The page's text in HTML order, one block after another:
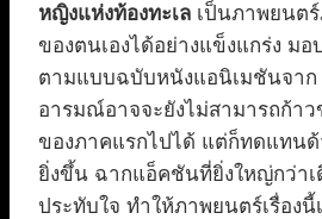
หญิงแห่งท้องทะเล เป็นภาพยนต
ของตนเองได้อย่างแข็งแกร่ง ม
ตามแบบฉบับหนังแอนิเมชันจาก
อารมณ์อาจจะยังไม่สามารถก้า
ของภาคแรกไปได้ แต่ก็ทดแทน
ยิ่งขึ้น ฉากแอ็คชันที่ยิ่งใหญ่กว่าเ
ประทับใจ ทำให้ภาพยนตร์เรื่อง